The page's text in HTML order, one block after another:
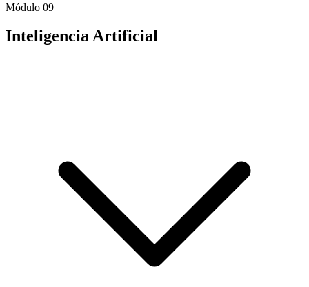
Módulo 09
Inteligencia Artificial